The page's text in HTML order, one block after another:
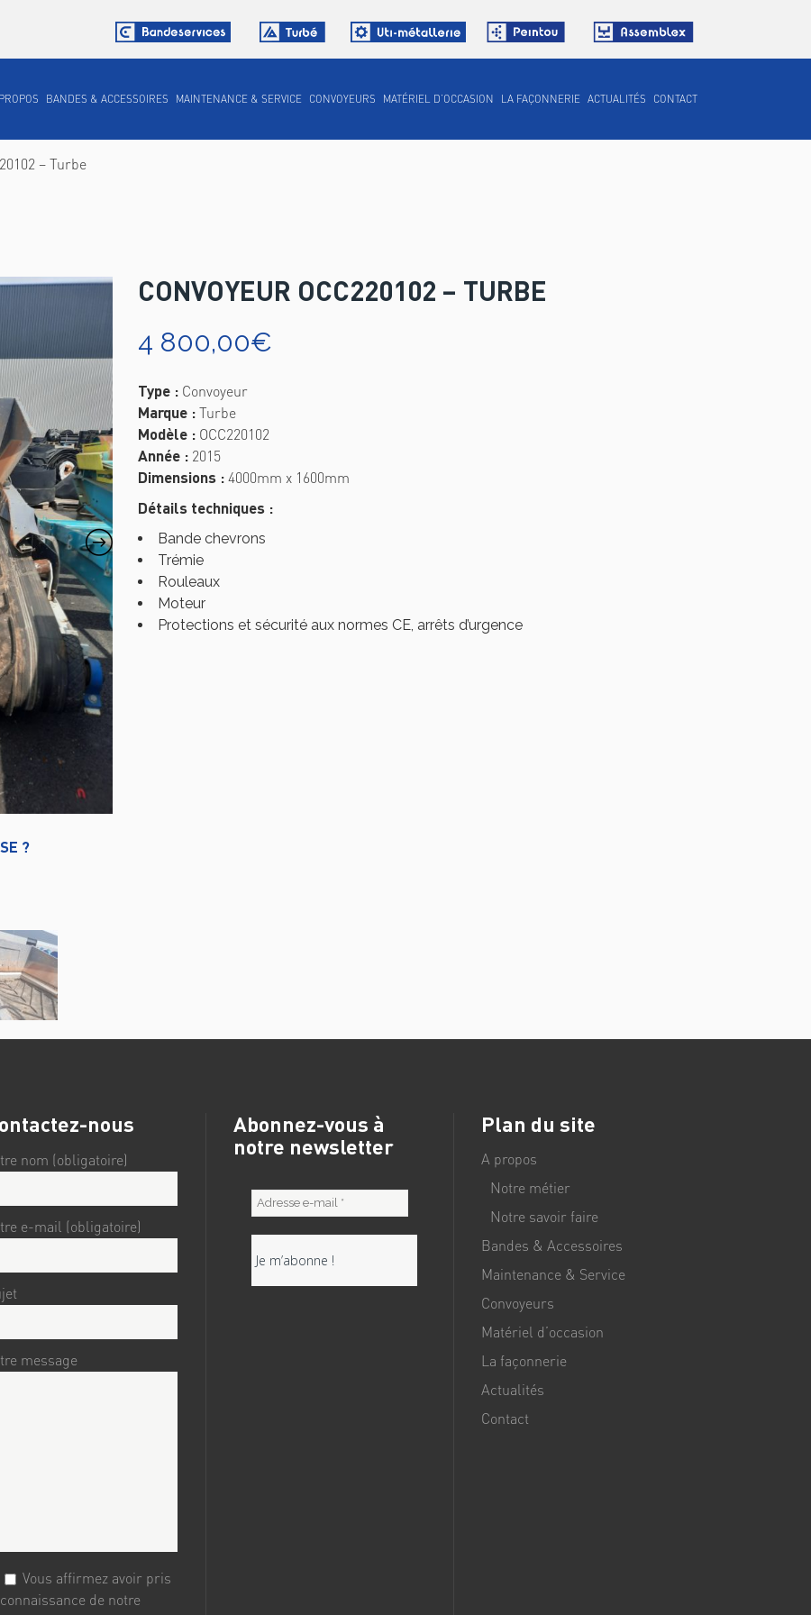
BANDES & ACCESSOIRES MAINTENANCE & SERVICE CONVOYEURS MATÉRIEL D’OCCASION LA FAÇONNERIE ACTUALITÉS CONTACT
– Turbe
?
CONVOYEUR OCC220102 – TURBE
4 800,00€
Type : Convoyeur
Marque : Turbe
Modèle : OCC220102
Année : 2015
Dimensions : 4000mm x 1600mm
Détails techniques :
Bande chevrons
Trémie
Rouleaux
Moteur
Protections et sécurité aux normes CE, arrêts d’urgence
nous
nom (obligatoire)
e-mail (obligatoire)
message
Vous affirmez avoir pris
connaissance de notre
Abonnez-vous à
notre newsletter
Plan du site
A propos
Notre métier
Notre savoir faire
Bandes & Accessoires
Maintenance & Service
Convoyeurs
Matériel d’occasion
La façonnerie
Actualités
Contact